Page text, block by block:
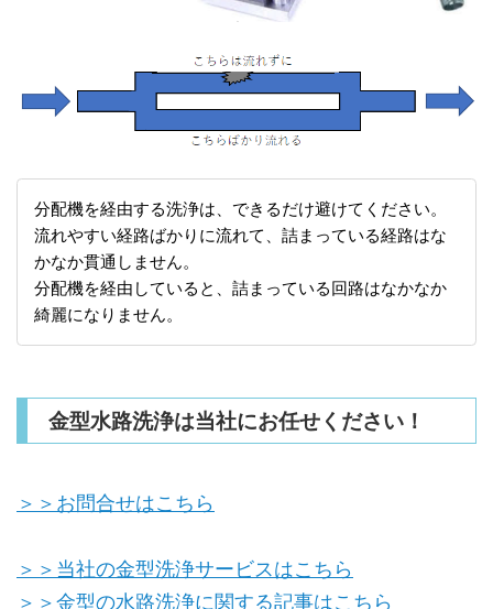
分配機を経由する洗浄は、できるだけ避けてください。
流れやすい経路ばかりに流れて、詰まっている経路はな
かなか貫通しません。
分配機を経由していると、詰まっている回路はなかなか
綺麗になりません。
金型水路洗浄は当社にお任せください！
＞＞お問合せはこちら
＞＞当社の金型洗浄サービスはこちら
＞＞金型の水路洗浄に関する記事はこちら